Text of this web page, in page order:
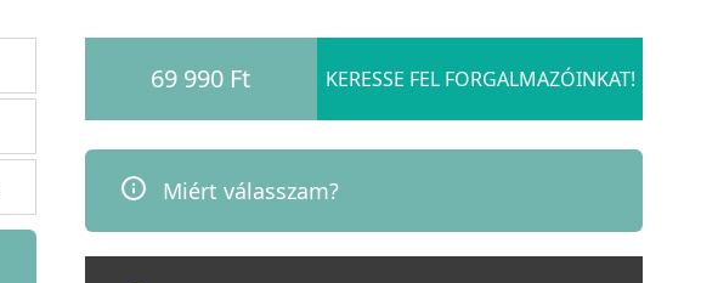
69 990 Ft KERESSE FEL FORGALMAZÓINKAT!
Miért válasszam?